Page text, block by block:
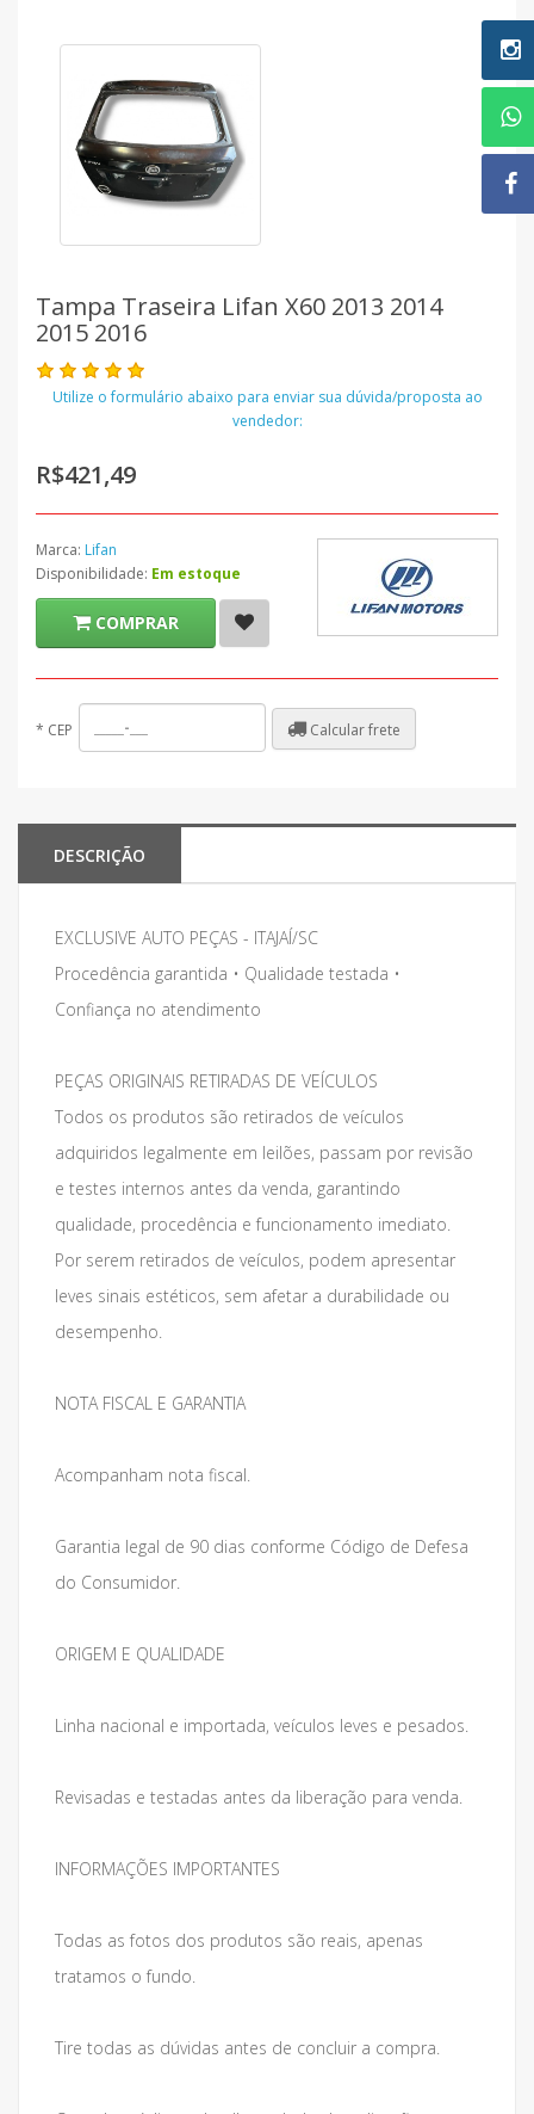
Tampa Traseira Lifan X60 2013 2014
2015 2016
Utilize o formulário abaixo para enviar sua dúvida/proposta ao
vendedor:
R$421,49
Marca: Lifan
Disponibilidade: Em estoque
COMPRAR
* CEP Calcular frete
DESCRIÇÃO
EXCLUSIVE AUTO PEÇAS - ITAJAÍ/SC
Procedência garantida • Qualidade testada •
Confiança no atendimento
PEÇAS ORIGINAIS RETIRADAS DE VEÍCULOS
Todos os produtos são retirados de veículos
adquiridos legalmente em leilões, passam por revisão
e testes internos antes da venda, garantindo
qualidade, procedência e funcionamento imediato.
Por serem retirados de veículos, podem apresentar
leves sinais estéticos, sem afetar a durabilidade ou
desempenho.
NOTA FISCAL E GARANTIA
Acompanham nota fiscal.
Garantia legal de 90 dias conforme Código de Defesa
do Consumidor.
ORIGEM E QUALIDADE
Linha nacional e importada, veículos leves e pesados.
Revisadas e testadas antes da liberação para venda.
INFORMAÇÕES IMPORTANTES
Todas as fotos dos produtos são reais, apenas
tratamos o fundo.
Tire todas as dúvidas antes de concluir a compra.